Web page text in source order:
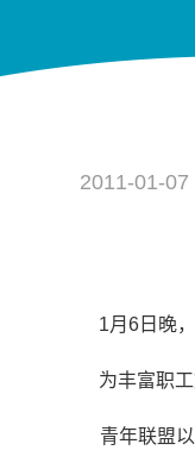
2011-01-07
1月6日晚，
为丰富职工
青年联盟以